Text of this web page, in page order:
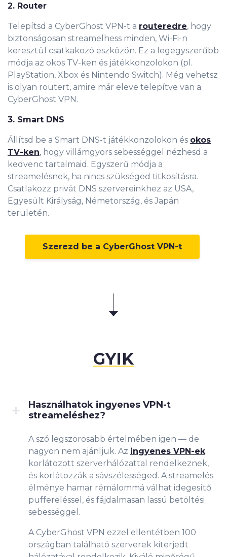
2. Router
Telepítsd a CyberGhost VPN-t a routeredre, hogy
biztonságosan streamelhess minden, Wi-Fi-n
keresztül csatkakozó eszközön. Ez a legegyszerűbb
módja az okos TV-ken és játékkonzolokon (pl.
PlayStation, Xbox és Nintendo Switch). Még vehetsz
is olyan routert, amire már eleve telepítve van a
CyberGhost VPN.
3. Smart DNS
Állítsd be a Smart DNS-t játékkonzolokon és okos
TV-ken, hogy villámgyors sebességgel nézhesd a
kedvenc tartalmaid. Egyszerű módja a
streamelésnek, ha nincs szükséged titkosításra.
Csatlakozz privát DNS szervereinkhez az USA,
Egyesült Királyság, Németország, és Japán
területén.
Szerezd be a CyberGhost VPN-t
GYIK
Használhatok ingyenes VPN-t
streameléshez?
A szó legszorosabb értelmében igen — de
nagyon nem ajánljuk. Az ingyenes VPN-ek
korlátozott szerverhálózattal rendelkeznek,
és korlátozzák a sávszélességed. A streamelés
élménye hamar rémálommá válhat idegesítő
puffereléssel, és fájdalmasan lassú betöltési
sebességgel.
A CyberGhost VPN ezzel ellentétben 100
országban található szerverek kiterjedt